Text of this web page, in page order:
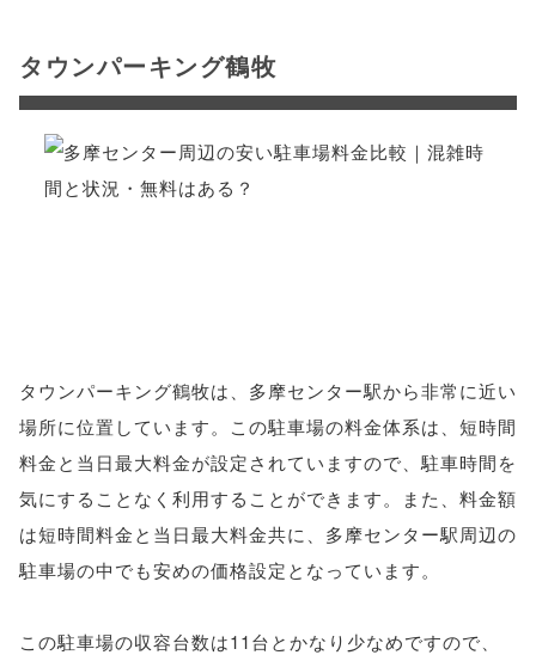
タウンパーキング鶴牧
タウンパーキング鶴牧は、多摩センター駅から非常に近い
場所に位置しています。この駐車場の料金体系は、短時間
料金と当日最大料金が設定されていますので、駐車時間を
気にすることなく利用することができます。また、料金額
は短時間料金と当日最大料金共に、多摩センター駅周辺の
駐車場の中でも安めの価格設定となっています。
この駐車場の収容台数は11台とかなり少なめですので、